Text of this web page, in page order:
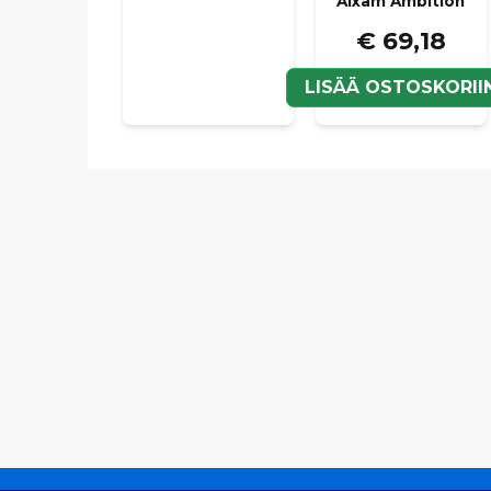
€ 69,18
LISÄÄ